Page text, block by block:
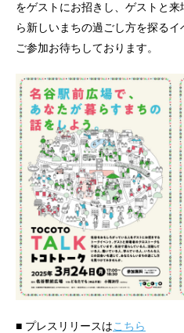
をゲストにお招きし、ゲストと
ら新しいまちの過ごし方を探るイ
ご参加お待ちしております。
■ プレスリリースはこちら